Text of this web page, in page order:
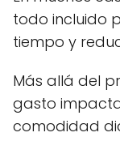
todo incluido
tiempo y
Más allá del
gasto
comodidad